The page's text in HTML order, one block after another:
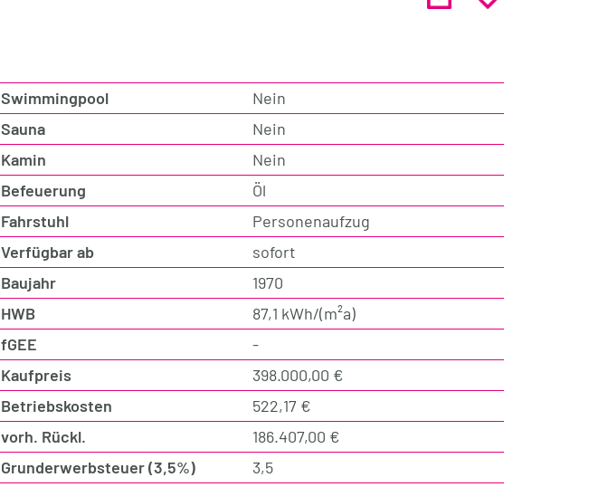
Swimmingpool
Nein
Sauna
Nein
Kamin
Nein
Befeuerung
Öl
Fahrstuhl
Personenaufzug
Verfügbar ab
sofort
Baujahr
1970
HWB
87,1 kWh/(m²a)
fGEE
-
Kaufpreis
398.000,00 €
Betriebskosten
522,17 €
vorh. Rückl.
186.407,00 €
Grunderwerbsteuer (3,5%) 3,5